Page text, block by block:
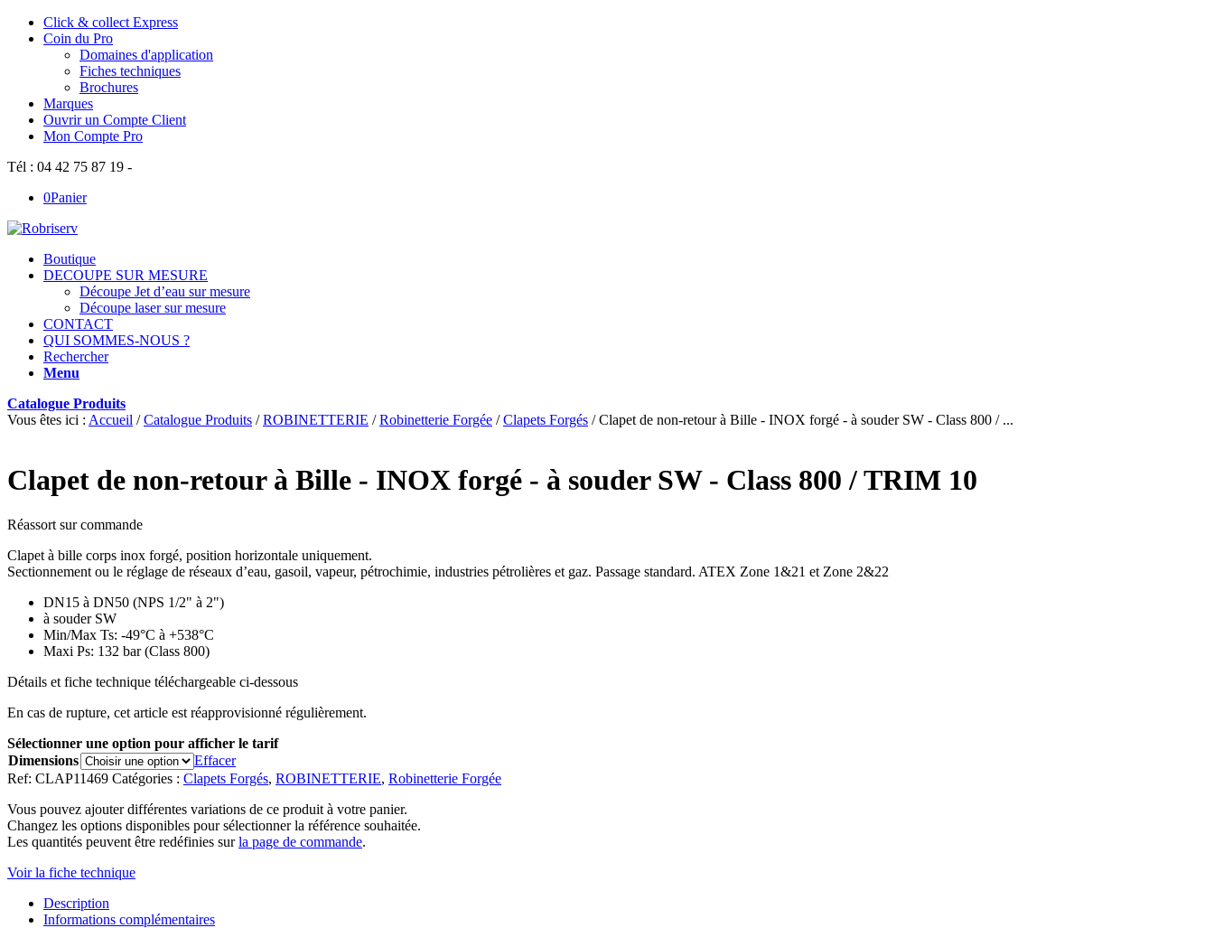
Click & collect Express
Coin du Pro
Domaines d'application
Fiches techniques
Brochures
Marques
Ouvrir un Compte Client
Mon Compte Pro
Tél : 04 42 75 87 19 -
0Panier
Boutique
DECOUPE SUR MESURE
Découpe Jet d’eau sur mesure
Découpe laser sur mesure
CONTACT
QUI SOMMES-NOUS ?
Rechercher
Menu
Catalogue Produits
Vous êtes ici : Accueil / Catalogue Produits / ROBINETTERIE / Robinetterie Forgée / Clapets Forgés / Clapet de non-retour à Bille - INOX forgé - à souder SW - Class 800 / ...
Clapet de non-retour à Bille - INOX forgé - à souder SW - Class 800 / TRIM 10
Réassort sur commande
Clapet à bille corps inox forgé, position horizontale uniquement.
Sectionnement ou le réglage de réseaux d’eau, gasoil, vapeur, pétrochimie, industries pétrolières et gaz. Passage standard. ATEX Zone 1&21 et Zone 2&22
DN15 à DN50 (NPS 1/2" à 2")
à souder SW
Min/Max Ts: -49°C à +538°C
Maxi Ps: 132 bar (Class 800)
Détails et fiche technique téléchargeable ci-dessous
En cas de rupture, cet article est réapprovisionné régulièrement.
Sélectionner une option pour afficher le tarif
Dimensions
Effacer
Ref: CLAP11469 Catégories : Clapets Forgés, ROBINETTERIE, Robinetterie Forgée
Vous pouvez ajouter différentes variations de ce produit à votre panier.
Changez les options disponibles pour sélectionner la référence souhaitée.
Les quantités peuvent être redéfinies surla page de commande.
Voir la fiche technique
Description
Informations complémentaires